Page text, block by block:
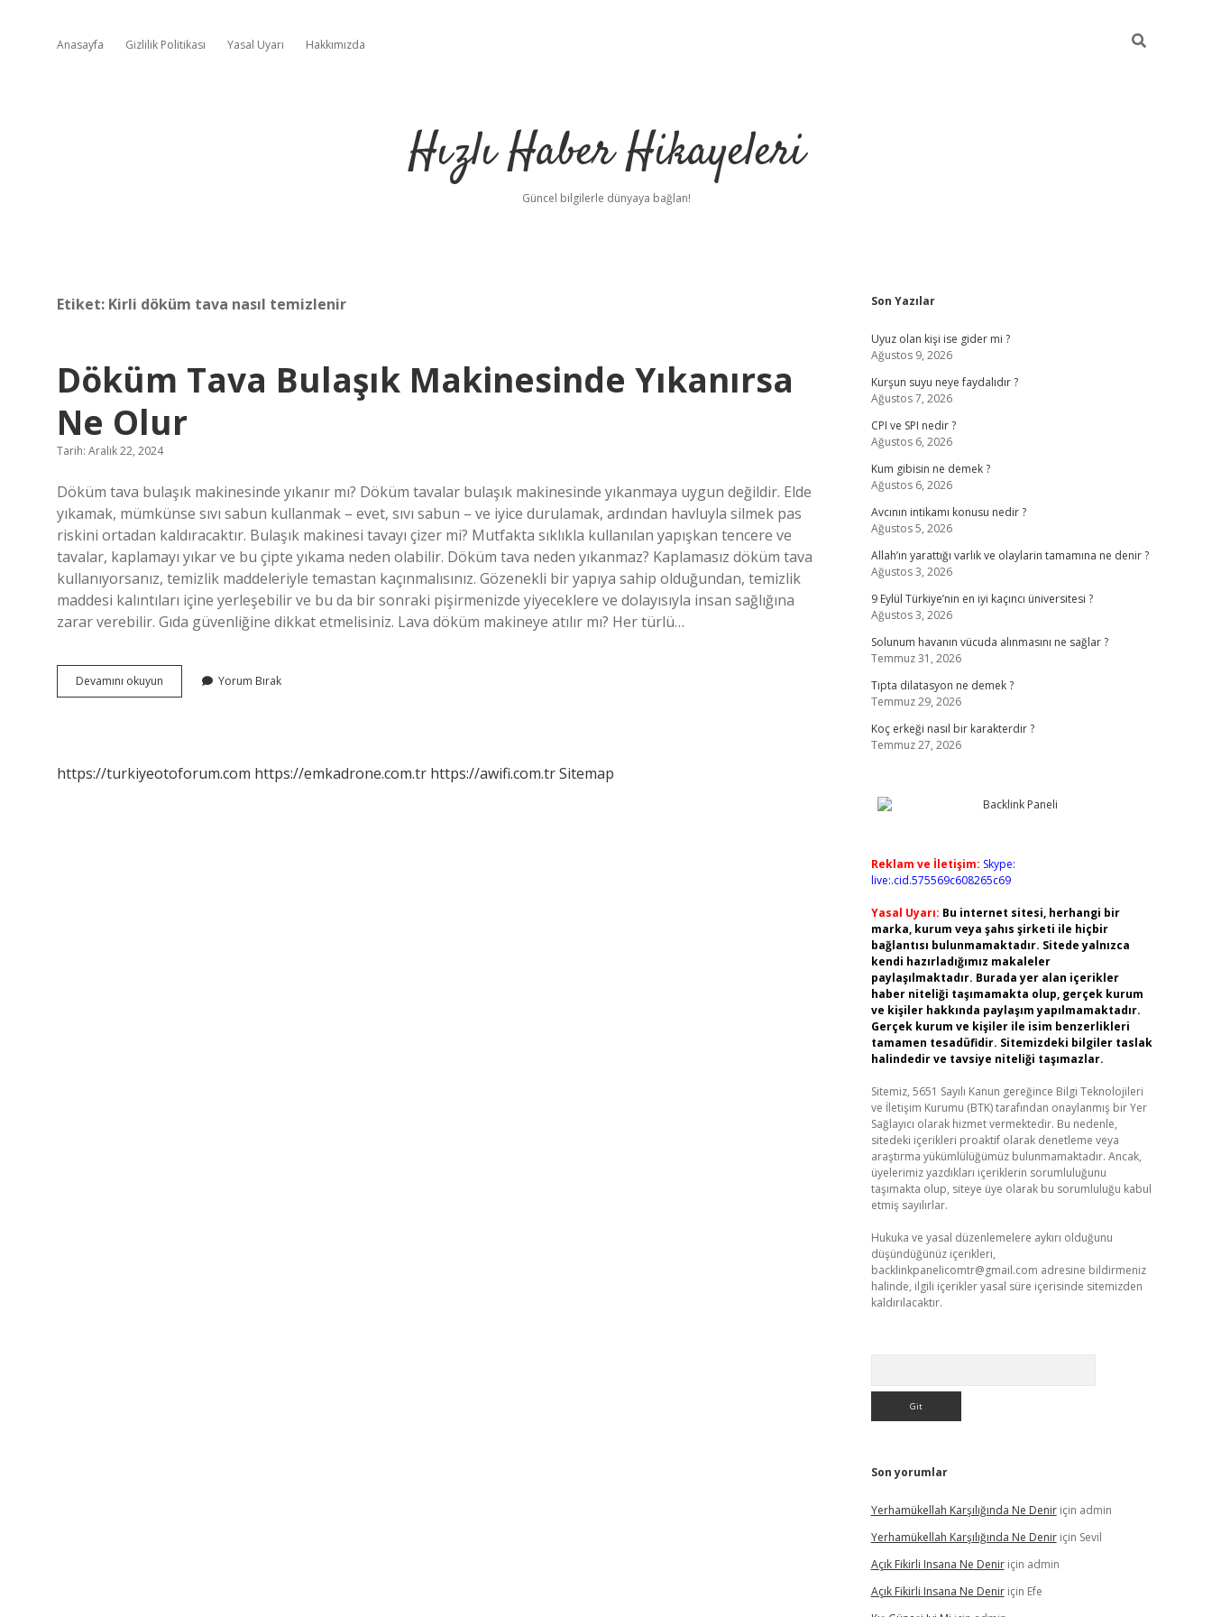
Anasayfa Gizlilik Politikası Yasal Uyarı Hakkımızda
Hızlı Haber Hikayeleri
Güncel bilgilerle dünyaya bağlan!
Etiket: Kirli döküm tava nasıl temizlenir
Döküm Tava Bulaşık Makinesinde Yıkanırsa
Ne Olur
Tarih: Aralık 22, 2024
Döküm tava bulaşık makinesinde yıkanır mı? Döküm tavalar bulaşık makinesinde yıkanmaya uygun değildir. Elde
yıkamak, mümkünse sıvı sabun kullanmak – evet, sıvı sabun – ve iyice durulamak, ardından havluyla silmek pas
riskini ortadan kaldıracaktır. Bulaşık makinesi tavayı çizer mi? Mutfakta sıklıkla kullanılan yapışkan tencere ve
tavalar, kaplamayı yıkar ve bu çipte yıkama neden olabilir. Döküm tava neden yıkanmaz? Kaplamasız döküm tava
kullanıyorsanız, temizlik maddeleriyle temastan kaçınmalısınız. Gözenekli bir yapıya sahip olduğundan, temizlik
maddesi kalıntıları içine yerleşebilir ve bu da bir sonraki pişirmenizde yiyeceklere ve dolayısıyla insan sağlığına
zarar verebilir. Gıda güvenliğine dikkat etmelisiniz. Lava döküm makineye atılır mı? Her türlü…
Devamını okuyun
Tava
Olur
Yorum Bırak
https://turkiyeotoforum.com https://emkadrone.com.tr https://awifi.com.trSitemap
Sidebar
Son Yazılar
Uyuz olan kişi ise gider mi ?
Ağustos 9, 2026
Kurşun suyu neye faydalıdır ?
Ağustos 7, 2026
CPI ve SPI nedir ?
Ağustos 6, 2026
Kum gibisin ne demek ?
Ağustos 6, 2026
Avcının intikamı konusu nedir ?
Ağustos 5, 2026
Allah’ın yarattığı varlık ve olaylarin tamamına ne denir ?
Ağustos 3, 2026
9 Eylül Türkiye’nin en iyi kaçıncı üniversitesi ?
Ağustos 3, 2026
Solunum havanın vücuda alınmasını ne sağlar ?
Temmuz 31, 2026
Tıpta dilatasyon ne demek ?
Temmuz 29, 2026
Koç erkeği nasıl bir karakterdir ?
Temmuz 27, 2026
Reklam ve İletişim: Skype:
live:.cid.575569c608265c69
Yasal Uyarı: Bu internet sitesi, herhangi bir
marka, kurum veya şahıs şirketi ile hiçbir
bağlantısı bulunmamaktadır. Sitede yalnızca
kendi hazırladığımız makaleler
paylaşılmaktadır. Burada yer alan içerikler
haber niteliği taşımamakta olup, gerçek kurum
ve kişiler hakkında paylaşım yapılmamaktadır.
Gerçek kurum ve kişiler ile isim benzerlikleri
tamamen tesadüfidir. Sitemizdeki bilgiler taslak
halindedir ve tavsiye niteliği taşımazlar.
Sitemiz, 5651 Sayılı Kanun gereğince Bilgi Teknolojileri
ve İletişim Kurumu (BTK) tarafından onaylanmış bir Yer
Sağlayıcı olarak hizmet vermektedir. Bu nedenle,
sitedeki içerikleri proaktif olarak denetleme veya
araştırma yükümlülüğümüz bulunmamaktadır. Ancak,
üyelerimiz yazdıkları içeriklerin sorumluluğunu
taşımakta olup, siteye üye olarak bu sorumluluğu kabul
etmiş sayılırlar.
Hukuka ve yasal düzenlemelere aykırı olduğunu
düşündüğünüz içerikleri,
backlinkpanelicomtr@gmail.com adresine bildirmeniz
halinde, ilgili içerikler yasal süre içerisinde sitemizden
kaldırılacaktır.
Son yorumlar
Yerhamükellah Karşılığında Ne Deniriçin admin
Yerhamükellah Karşılığında Ne Deniriçin Sevil
Açık Fikirli Insana Ne Deniriçin admin
Açık Fikirli Insana Ne Deniriçin Efe